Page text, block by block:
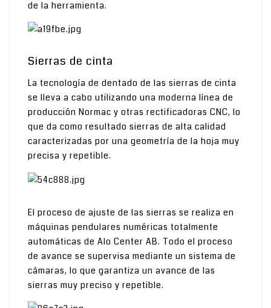
de la herramienta.
Sierras de cinta
La tecnología de dentado de las sierras de cinta
se lleva a cabo utilizando una moderna línea de
producción Normac y otras rectificadoras CNC, lo
que da como resultado sierras de alta calidad
caracterizadas por una geometría de la hoja muy
precisa y repetible.
El proceso de ajuste de las sierras se realiza en
máquinas pendulares numéricas totalmente
automáticas de Alo Center AB. Todo el proceso
de avance se supervisa mediante un sistema de
cámaras, lo que garantiza un avance de las
sierras muy preciso y repetible.